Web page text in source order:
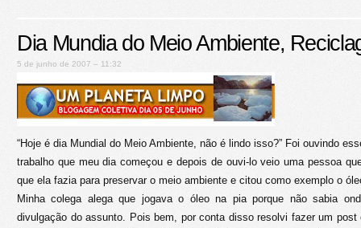
Dia Mundia do Meio Ambiente,
5 de junho de 2007 – 11:32
“Hoje é dia Mundial do Meio Ambiente, não é lindo isso?” Foi ouvindo
trabalho que meu dia começou e depois de ouvi-lo veio uma pessoa
que ela fazia para preservar o meio ambiente e citou como exemplo o
Minha colega alega que jogava o óleo na pia porque não sabia
divulgação do assunto. Pois bem, por conta disso resolvi fazer um